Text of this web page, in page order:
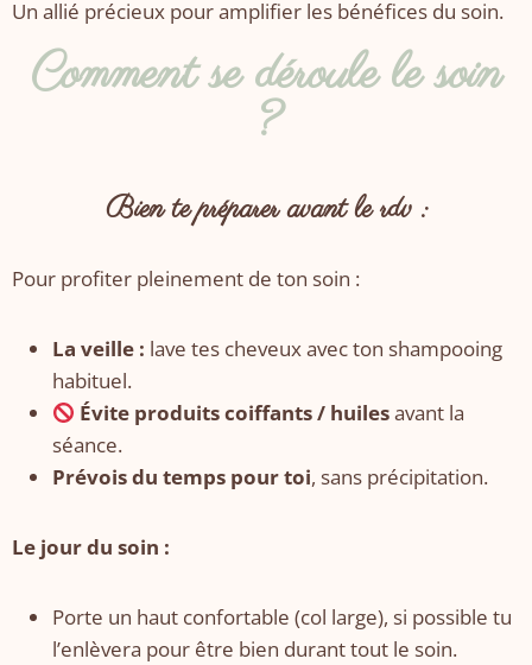
Un allié précieux pour amplifier les bénéfices du soin.
Comment se déroule le soin
?
Bien te préparer avant le rdv :
Pour profiter pleinement de ton soin :
La veille : lave tes cheveux avec ton shampooing
habituel.
Évite produits coiffants / huilesavant la
séance.
Prévois du temps pour toi, sans précipitation.
Le jour du soin :
Porte un haut confortable (col large), si possible tu
l’enlèvera pour être bien durant tout le soin.